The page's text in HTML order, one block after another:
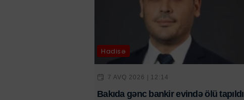
Hadisə
7 AVQ 2026 | 12:14
Bakıda gənc bankir evində ölü tapıldı